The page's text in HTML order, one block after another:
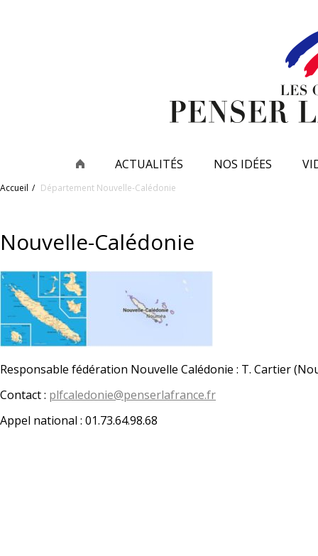
ACTUALITÉS NOS IDÉES
Accueil Département Nouvelle-Calédonie
Nouvelle-Calédonie
Responsable fédération Nouvelle Calédonie : T. Cartier
Contact : plfcaledonie@penserlafrance.fr
Appel national : 01.73.64.98.68